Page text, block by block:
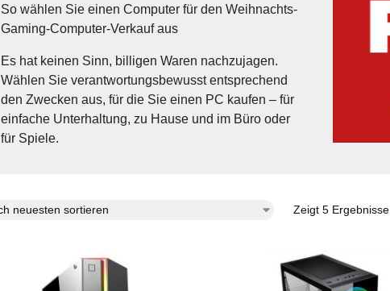
So wählen Sie einen Computer für den Weihnachts-
Gaming-Computer-Verkauf aus
Es hat keinen Sinn, billigen Waren nachzujagen.
Wählen Sie verantwortungsbewusst entsprechend
den Zwecken aus, für die Sie einen PC kaufen – für
einfache Unterhaltung, zu Hause und im Büro oder
für Spiele.
Zeigt 5 Ergebnisse